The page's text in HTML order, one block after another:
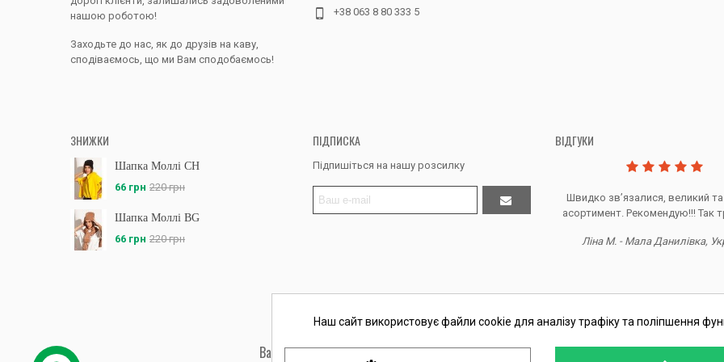
нашою роботою!
Заходьте до нас, як до друзів на каву,
сподіваємось, що ми Вам сподобаємось!
+38 063 8 80 333 5
ЗНИЖКИ
Шапка Моллі CH
66 грн 220 грн
Шапка Моллі BG
66 грн 220 грн
ПІДПИСКА
Підпишіться на нашу розсилку
ВІДГУКИ
Дякую за все, продавець супер.
Швидко звʼязалися, великий та
асортимент. Рекомендую!!! Так
Ліна М. - Мала Данилівка,
Вас обслуговує: ФОП Косташ С.І., номер запису в ЄДР 2 673 000 0000 057597 від
Наш сайт використовує файли cookie для аналізу трафіку та поліпшення